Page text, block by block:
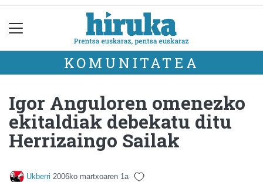
KOMUNITATEA
Igor Anguloren omenezko
ekitaldiak debekatu ditu
Herrizaingo Sailak
Ukberri 2006ko martxoaren 1a